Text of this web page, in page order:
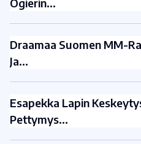
Ogierin…
Draamaa Suomen MM-
Ja…
Esapekka Lapin
Pettymys…